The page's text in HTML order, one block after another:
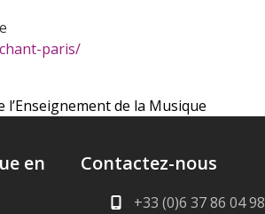
paris/
l’Enseignement de la Musique
en
Contactez-nous
+33 (0)6 37 86 04 98